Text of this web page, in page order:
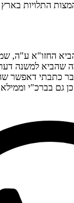
התלויות
החזו"א ע"ה,
שהביא למשנה
כתבתי דאפשר
גם בברכ"י